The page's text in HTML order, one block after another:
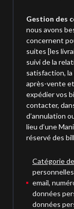
Gestion des
nous avons
concernent
suites [les
suivi de la
satisfaction,
après-vente
expédier vos
contacter,
d’annulation
lieu d’une
réservé des
Catégorie
email,
données
données